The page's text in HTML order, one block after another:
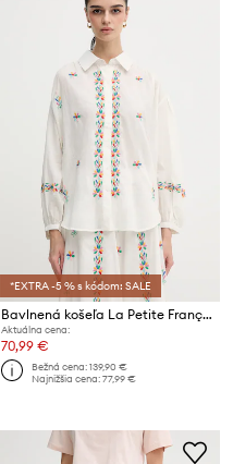
*EXTRA -5 % s kódom: SALE
Bavlnená košeľa La Petite Française CHEN
Aktuálna cena:
70,99 €
Bežná cena:139,90 €
Najnižšia cena:77,99 €